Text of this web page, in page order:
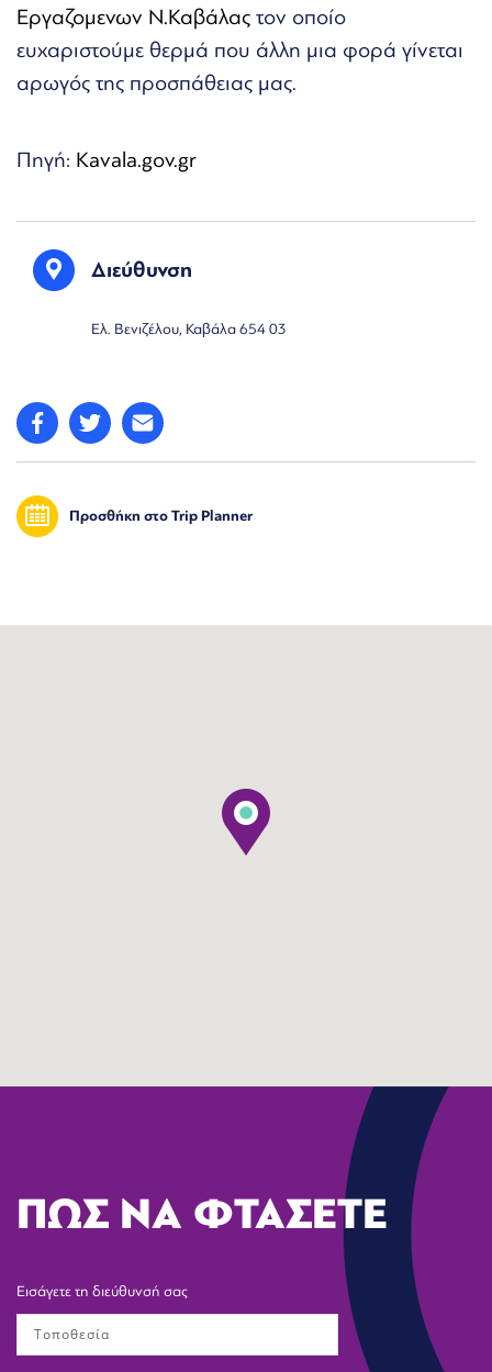
Εργαζομενων Ν.Καβάλας τον οποίο
ευχαριστούμε θερμά που άλλη μια φορά γίνεται
αρωγός της προσπάθειας μας.
Πηγή: Kavala.gov.gr
Διεύθυνση
Ελ. Βενιζέλου, Καβάλα 654 03
Προσθήκη στο Trip Planner
ΠΩΣ ΝΑ ΦΤΑΣΕΤΕ
Εισάγετε τη διεύθυνσή σας